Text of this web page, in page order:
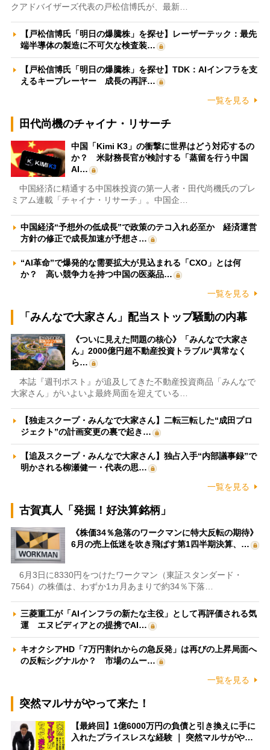
クアドバイザーズ代表の戸松信博氏が、最新…
【戸松信博氏「明日の爆騰株」を探せ】レーザーテック：最先
端半導体の製造に不可欠な検査装…
【戸松信博氏「明日の爆騰株」を探せ】TDK：AIインフラを支
えるキープレーヤー 成長の再評…
一覧を見る
田代尚機のチャイナ・リサーチ
中国「Kimi K3」の衝撃に世界はどう対応するの
か？ 米財務長官が検討する「蒸留を行う中国
AI…
中国経済に精通する中国株投資の第一人者・田代尚機氏のプレ
ミアム連載「チャイナ・リサーチ」。中国企…
中国経済“予想外の低成長”で政策のテコ入れ必至か 経済運営
方針の修正で成長加速が予想さ…
“AI革命”で爆発的な需要拡大が見込まれる「CXO」とは何
か？ 高い競争力を持つ中国の医薬品…
一覧を見る
「みんなで大家さん」配当ストップ騒動の内幕
《ついに見えた問題の核心》「みんなで大家さ
ん」2000億円超不動産投資トラブル“異常なく
ら…
本誌『週刊ポスト』が追及してきた不動産投資商品「みんなで
大家さん」がいよいよ最終局面を迎えている…
【独走スクープ・みんなで大家さん】二転三転した“成田プロ
ジェクト”の計画変更の裏で起き…
【追及スクープ・みんなで大家さん】独占入手“内部議事録”で
明かされる柳瀬健一・代表の思…
一覧を見る
古賀真人「発掘！好決算銘柄」
《株価34％急落のワークマンに特大反転の期待》
6月の売上低迷を吹き飛ばす第1四半期決算、…
6月3日に8330円をつけたワークマン（東証スタンダード・
7564）の株価は、わずか1カ月あまりで約34％下落…
三菱重工が「AIインフラの新たな主役」として再評価される気
運 エヌビディアとの提携でAI…
キオクシアHD「7万円割れからの急反発」は再びの上昇局面へ
の反転シグナルか？ 市場のムー…
一覧を見る
突然マルサがやって来た！
【最終回】1億6000万円の負債と引き換えに手に
入れたプライスレスな経験 ｜ 突然マルサがや…